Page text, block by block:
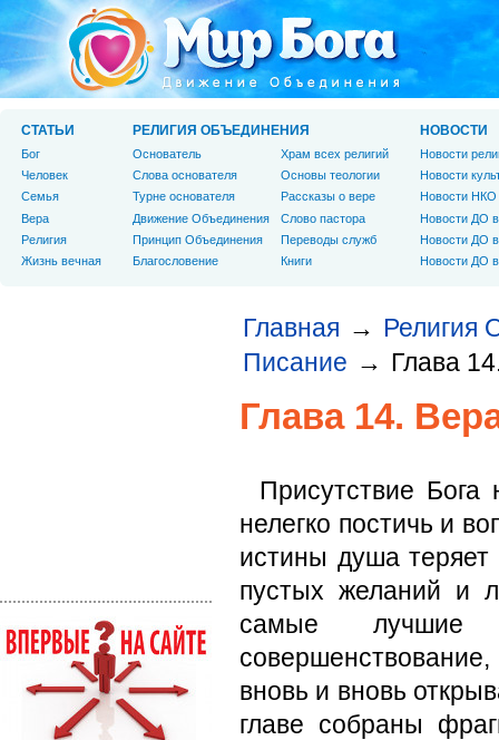
Главная → Религия
Писание → Глава
Глава 14.
Присутствие Бога
нелегко постичь и
истины душа
пустых желаний и
самые лучшие
вновь и вновь
главе собраны
СТАТЬИ
Бог
Человек
Cемья
Вера
Религия
Жизнь вечная
РЕЛИГИЯ ОБЪЕДИНЕНИЯ
Основатель
Слова основателя
Турне основателя
Движение Объединения
Принцип Объединения
Благословение
Храм всех религий
Основы теологии
Рассказы о вере
Слово пастора
Переводы служб
Книги
НОВОСТИ
Новости
Новости
Новости НКО
Новости ДО
Новости ДО
Новости ДО